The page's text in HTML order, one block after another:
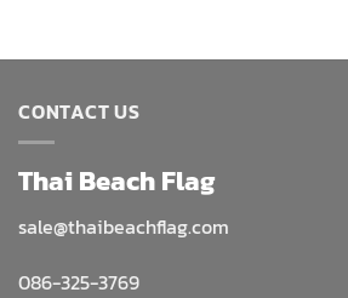
CONTACT US
Thai Beach Flag
sale@thaibeachflag.com
086-325-3769